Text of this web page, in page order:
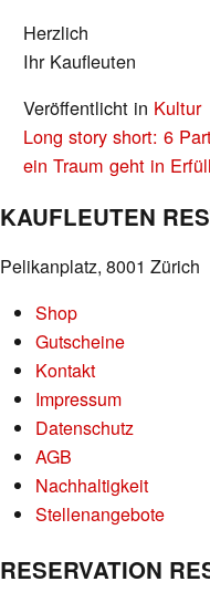
Herzlich
Ihr Kaufleuten
Veröffentlicht in Kultur
BEITRAGS-
NAVIGATION
Long story short: 6
ein Traum geht in
KAUFLEUTEN
Pelikanplatz, 8001 Zürich
Shop
Gutscheine
Kontakt
Impressum
Datenschutz
AGB
Nachhaltigkeit
Stellenangebote
RESERVATION